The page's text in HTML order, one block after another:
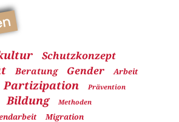
Schutzkonzept
Beratung Gender Arbeit
Partizipation Prävention
Bildung Methoden
Migration